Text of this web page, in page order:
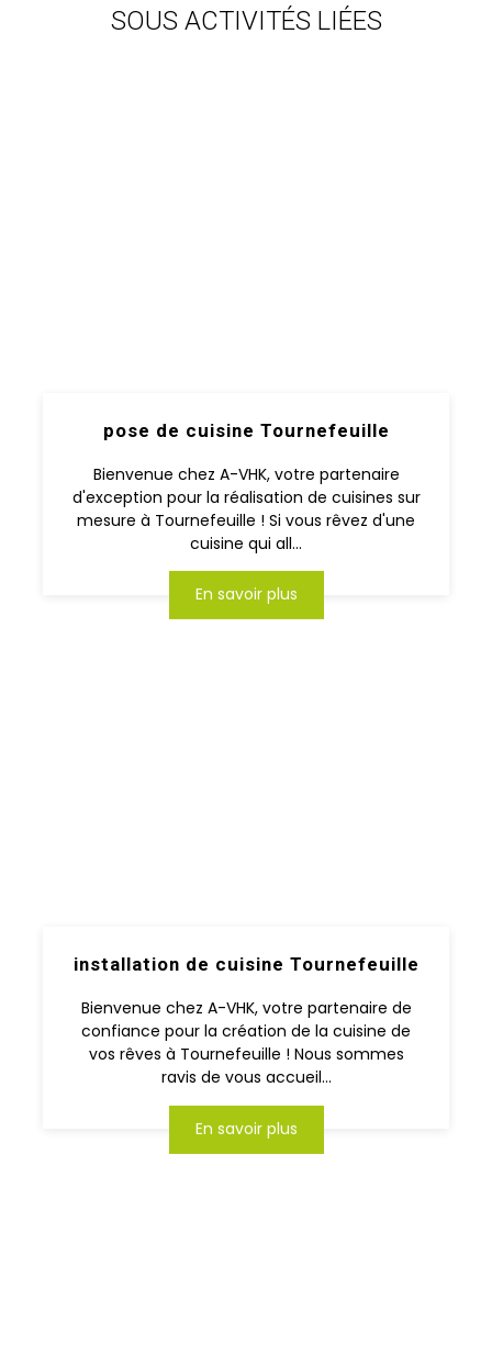
SOUS ACTIVITÉS LIÉES
pose de cuisine Tournefeuille
Bienvenue chez A-VHK, votre partenaire
d'exception pour la réalisation de cuisines sur
mesure à Tournefeuille ! Si vous rêvez d'une
cuisine qui all...
En savoir plus
installation de cuisine Tournefeuille
Bienvenue chez A-VHK, votre partenaire de
confiance pour la création de la cuisine de
vos rêves à Tournefeuille ! Nous sommes
ravis de vous accueil...
En savoir plus